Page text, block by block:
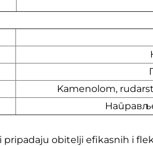
Kamenolom,
pripadaju obitelji efikasnih i